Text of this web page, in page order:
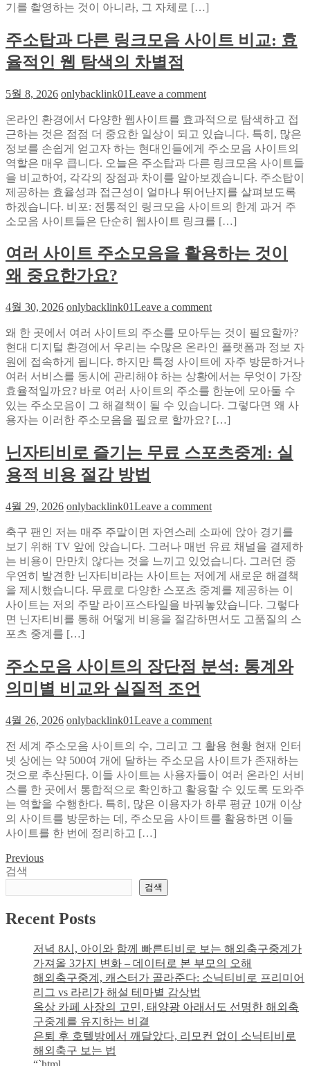
면:
빠
실
시
간
중
계
의
현
실
기를 촬영하는 것이 아니라, 그 자체로 […]
주소탑과 다른 링크모음 사이트 비교: 효
율적인 웹 탐색의 차별점
5월 8, 2026 onlybacklink01Leave a commenton
소
탑
과
다
른
링
크
모
사
이
교:
율
적
인
웹
탐
색
의
별
온라인 환경에서 다양한 웹사이트를 효과적으로 탐색하고 접
근하는 것은 점점 더 중요한 일상이 되고 있습니다. 특히, 많은
정보를 손쉽게 얻고자 하는 현대인들에게 주소모음 사이트의
역할은 매우 큽니다. 오늘은 주소탑과 다른 링크모음 사이트들
을 비교하여, 각각의 장점과 차이를 알아보겠습니다. 주소탑이
제공하는 효율성과 접근성이 얼마나 뛰어난지를 살펴보도록
하겠습니다. 비포: 전통적인 링크모음 사이트의 한계 과거 주
소모음 사이트들은 단순히 웹사이트 링크를 […]
여러 사이트 주소모음을 활용하는 것이
왜 중요한가요?
4월 30, 2026 onlybacklink01Leave a commenton
러
사
이
트
주
소
모
을
활
는
이
왜
중
요
한
가
요?
왜 한 곳에서 여러 사이트의 주소를 모아두는 것이 필요할까?
현대 디지털 환경에서 우리는 수많은 온라인 플랫폼과 정보 자
원에 접속하게 됩니다. 하지만 특정 사이트에 자주 방문하거나
여러 서비스를 동시에 관리해야 하는 상황에서는 무엇이 가장
효율적일까요? 바로 여러 사이트의 주소를 한눈에 모아둘 수
있는 주소모음이 그 해결책이 될 수 있습니다. 그렇다면 왜 사
용자는 이러한 주소모음을 필요로 할까요? […]
닌자티비로 즐기는 무료 스포츠중계: 실
용적 비용 절감 방법
4월 29, 2026 onlybacklink01Leave a commenton
자
티
비
로
즐
기
는
스
포
계:
용
적
비
용
절
감
축구 팬인 저는 매주 주말이면 자연스레 소파에 앉아 경기를
보기 위해 TV 앞에 앉습니다. 그러나 매번 유료 채널을 결제하
는 비용이 만만치 않다는 것을 느끼고 있었습니다. 그러던 중
우연히 발견한 닌자티비라는 사이트는 저에게 새로운 해결책
을 제시했습니다. 무료로 다양한 스포츠 중계를 제공하는 이
사이트는 저의 주말 라이프스타일을 바꿔놓았습니다. 그렇다
면 닌자티비를 통해 어떻게 비용을 절감하면서도 고품질의 스
포츠 중계를 […]
주소모음 사이트의 장단점 분석: 통계와
의미별 비교와 실질적 조언
4월 26, 2026 onlybacklink01Leave a commenton
소
모
음
사
이
트
와
의
미
비
와
전 세계 주소모음 사이트의 수, 그리고 그 활용 현황 현재 인터
넷 상에는 약 500여 개에 달하는 주소모음 사이트가 존재하는
것으로 추산된다. 이들 사이트는 사용자들이 여러 온라인 서비
스를 한 곳에서 통합적으로 확인하고 활용할 수 있도록 도와주
는 역할을 수행한다. 특히, 많은 이용자가 하루 평균 10개 이상
의 사이트를 방문하는 데, 주소모음 사이트를 활용하면 이들
사이트를 한 번에 정리하고 […]
글
탐
Previous
검색
검색
Recent Posts
저녁 8시, 아이와 함께 빠른티비로 보는 해외축구중계가
가져올 3가지 변화 – 데이터로 본 부모의 오해
해외축구중계, 캐스터가 골라준다: 소닉티비로 프리미어
리그 vs 라리가 해설 테마별 감상법
옥상 카페 사장의 고민, 태양광 아래서도 선명한 해외축
구중계를 유지하는 비결
은퇴 후 호텔방에서 깨달았다, 리모컨 없이 소닉티비로
해외축구 보는 법